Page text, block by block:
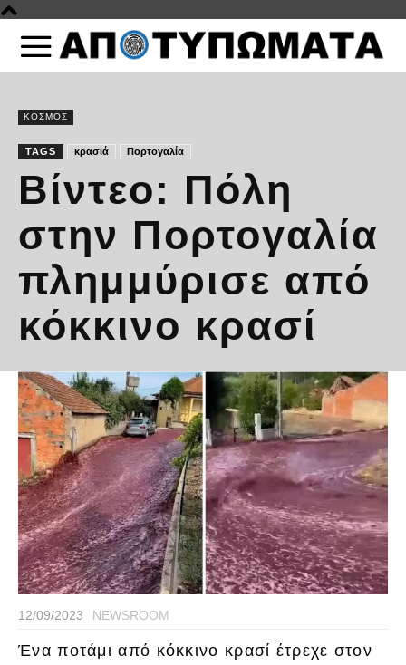
ΚΟΣΜΟΣ
TAGS κρασιά Πορτογαλία
Βίντεο: Πόλη
στην Πορτογαλία
πλημμύρισε από
κόκκινο κρασί
12/09/2023 NEWSROOM
Ένα ποτάμι από κόκκινο κρασί έτρεχε στον